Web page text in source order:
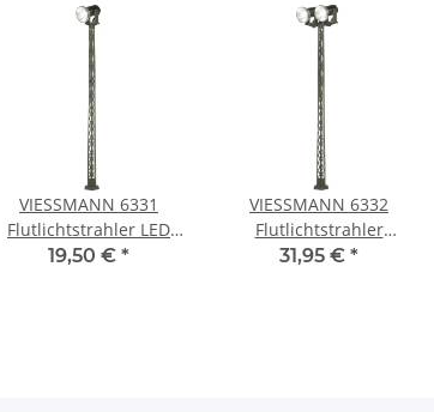
VIESSMANN 6331
Flutlichtstrahler LED
weiß Spur H0
19,50 € *
VIESSMANN 6332
Flutlichtstrahler
doppelt 2 LEDs weiß
31,95 € *